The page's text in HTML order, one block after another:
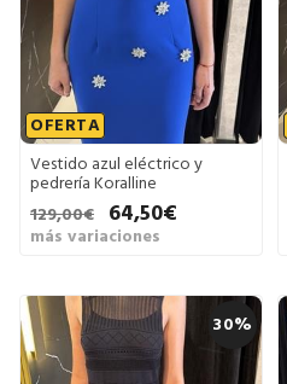
OFERTA
Vestido azul eléctrico y
pedrería Koralline
129,00€
64,50€
más variaciones
30%